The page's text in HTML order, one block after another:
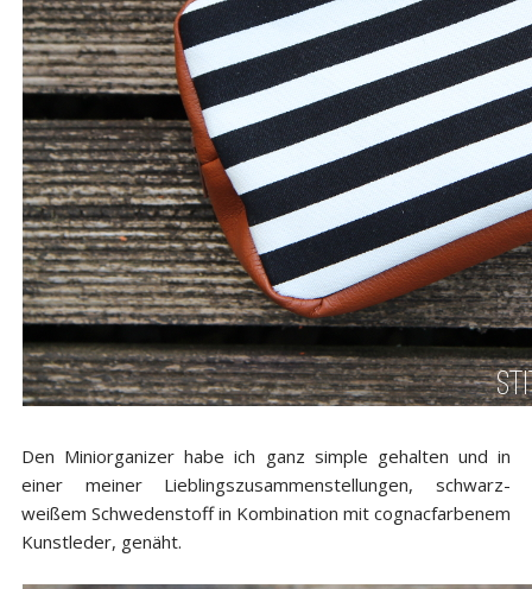
Den Miniorganizer habe ich ganz simple gehalten und in
einer meiner Lieblingszusammenstellungen, schwarz-
weißem Schwedenstoff in Kombination mit cognacfarbenem
Kunstleder, genäht.